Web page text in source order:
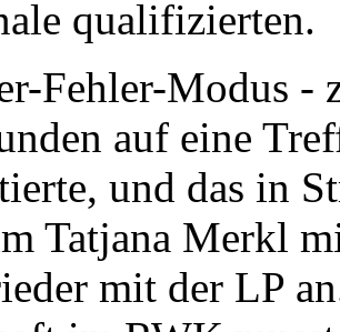
qualifizierten.
Fehler-Modus -
auf eine
und das in
Tatjana Merkl
mit der LP